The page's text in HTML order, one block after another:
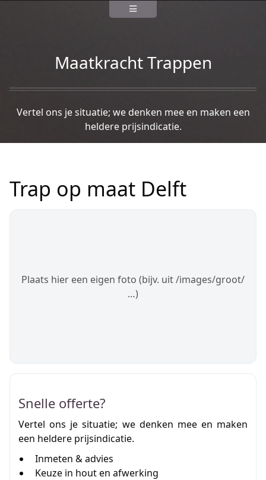
Maatkracht Trappen
Vertel ons je situatie; we denken mee en maken een
heldere prijsindicatie.
Trap op maat Delft
Plaats hier een eigen foto (bijv. uit /images/groot/
…)
Snelle offerte?
Vertel ons je situatie; we denken mee en maken
een heldere prijsindicatie.
Inmeten & advies
Keuze in hout en afwerking